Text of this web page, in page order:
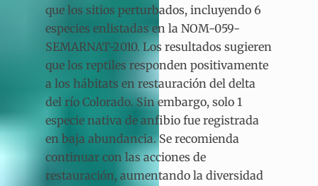
que los sitios perturbados, incluyendo 6
especies enlistadas en la NOM-059-
SEMARNAT-2010. Los resultados sugieren
que los reptiles responden positivamente
a los hábitats en restauración del delta
del río Colorado. Sin embargo, solo 1
especie nativa de anfibio fue registrada
en baja abundancia. Se recomienda
continuar con las acciones de
restauración, aumentando la diversidad